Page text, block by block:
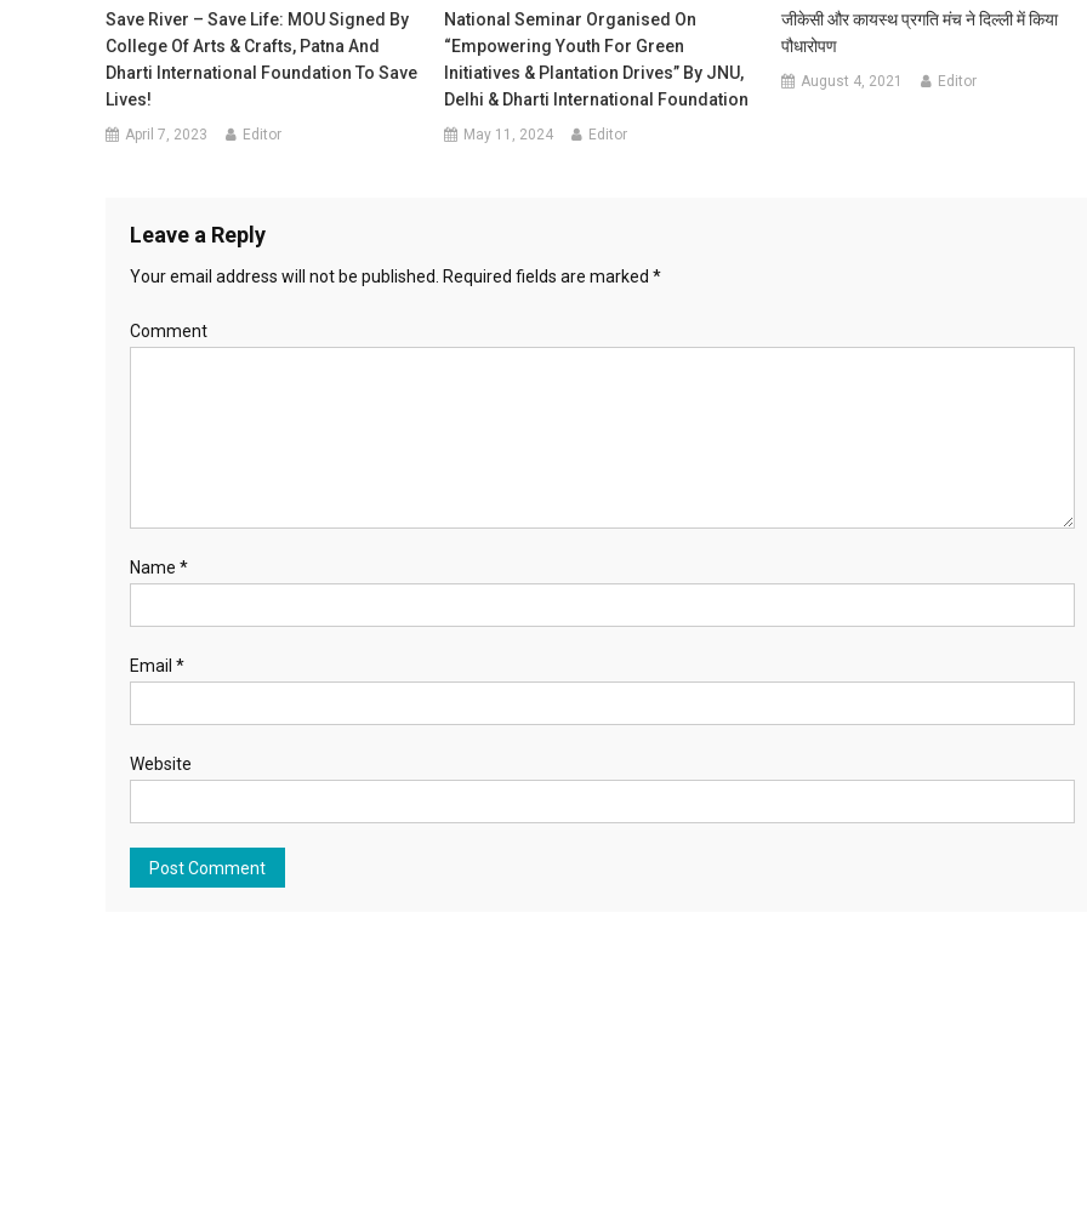
Save River – Save Life: MOU Signed By
College Of Arts & Crafts, Patna And
Dharti International Foundation To Save
Lives!
April 7, 2023 Editor
National Seminar Organised On
“Empowering Youth For Green
Initiatives & Plantation Drives” By JNU,
Delhi & Dharti International Foundation
May 11, 2024 Editor
जीकेसी और कायस्थ प्रगति मंच ने दिल्ली में किया
पौधारोपण
August 4, 2021 Editor
Leave a Reply
Your email address will not be published. Required fields are marked *
Comment
Name *
Email *
Website